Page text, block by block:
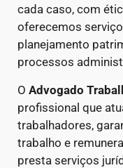
cada caso, com
oferecemos
planejamento
processos
O Advogado
profissional que
trabalhadores,
trabalho e
presta serviços